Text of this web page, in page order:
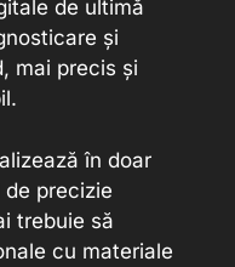
de ultimă
și
mai precis și
în doar
precizie
trebuie să
cu materiale